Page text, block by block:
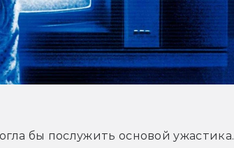
бы послужить основой ужастика.